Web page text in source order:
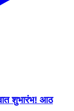
शुभारंभ! आठ